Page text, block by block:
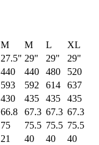
M M L
XL
27.5" 29" 29"
29"
440 440 480
520
593 592 614
637
430 435 435
435
66.8 67.3 67.3 67.3
75 75.5 75.5 75.5
21 40 40
40